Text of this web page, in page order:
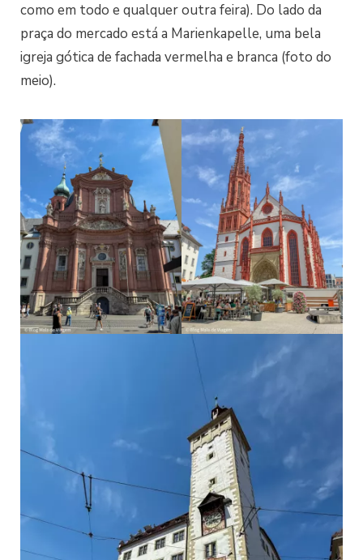
como em todo e qualquer outra feira). Do lado da
praça do mercado está a Marienkapelle, uma bela
igreja gótica de fachada vermelha e branca (foto do
meio).